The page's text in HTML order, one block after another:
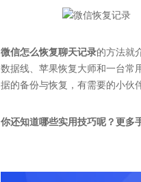
微信怎么恢复聊天记录的方法就
数据线、苹果恢复大师和一台常
据的备份与恢复，有需要的小伙
你还知道哪些实用技巧呢？ 更多